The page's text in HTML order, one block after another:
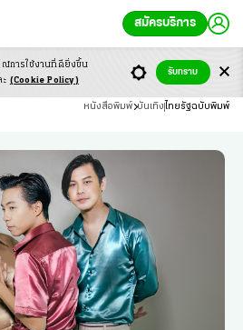
สมัครบริการ
หนังสือพิมพ์ บันเทิง ไทยรัฐฉบับพิมพ์
ณ์การใช้งานที่ดียิ่งขึ้น
ะ (Cookie Policy)
รับทราบ